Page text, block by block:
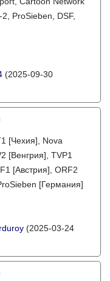
ProSieben, DSF,
(2025-09-30
[Чехия], Nova
[Венгрия], TVP1
[Австрия], ORF2
[Германия]
(2025-03-24